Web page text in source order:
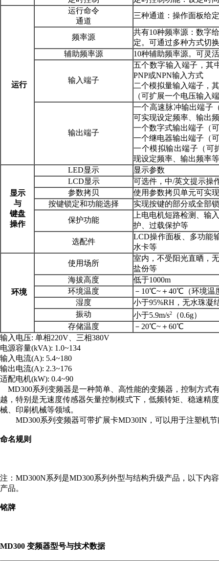
运行
运行命令
通道
三种通道：操作面板给
频率源
共有10种频率源：数字
定。可通过多种方式切换
辅助频率源
10种辅助频率源。可灵
输入端子
五个数字输入端子，其
PNP或NPN输入方式
二个模拟量输入端子，
（可扩展一个电压输入
输出端子
一个高速脉冲输出端子
可实现设定频率、输出
一个数字式输出端子（
一个继电器输出端子（
一个模拟输出端子（可
现设定频率、输出频
显示
与
键盘
操作
LED显示
显示参数
LCD显示
可选件，中/英文提示操
参数拷贝
使用参数拷贝单元可实
按键锁定和功能选择
实现按键的部分或全部
保护功能
上电电机短路检测、输
护、过载保护等
选配件
LCD操作面板、多功能
水卡等
环境
使用场所
室内，不受阳光直晒，
盐份等
海拔高度
低于1000m
环境温度
－10℃~＋40℃（环境温
湿度
小于95%RH，无水珠凝
振动
小于5.9m/s2
（0.6g）
存储温度
－20℃~＋60℃
输入电压: 单相220V、三相380V
电源容量(kVA): 1.0~134
输入电流(A): 5.4~180
输出电流(A): 2.3~176
适配电机(kW): 0.4~90
MD300系列变频器是一种简单、高性能的变频器，控制方式
越，特别是无速度传感器矢量控制模式下，低频转矩、稳速精
械、印刷机械等领域。
MD300系列变频器可带扩展卡MD30IN，可以用于注塑机节
命名规则
注：MD300N系列是MD300系列外型与结构升级产品，以下内
产品。
铭牌
MD300 变频器型号与技术数据